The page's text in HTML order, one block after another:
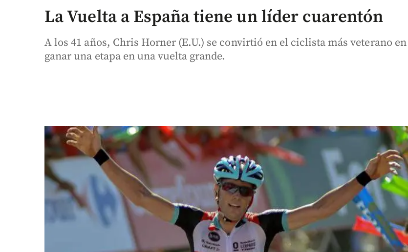
La Vuelta a España tiene un líder cuarentón
A los 41 años, Chris Horner (E.U.) se convirtió en el ciclista más veterano en
ganar una etapa en una vuelta grande.